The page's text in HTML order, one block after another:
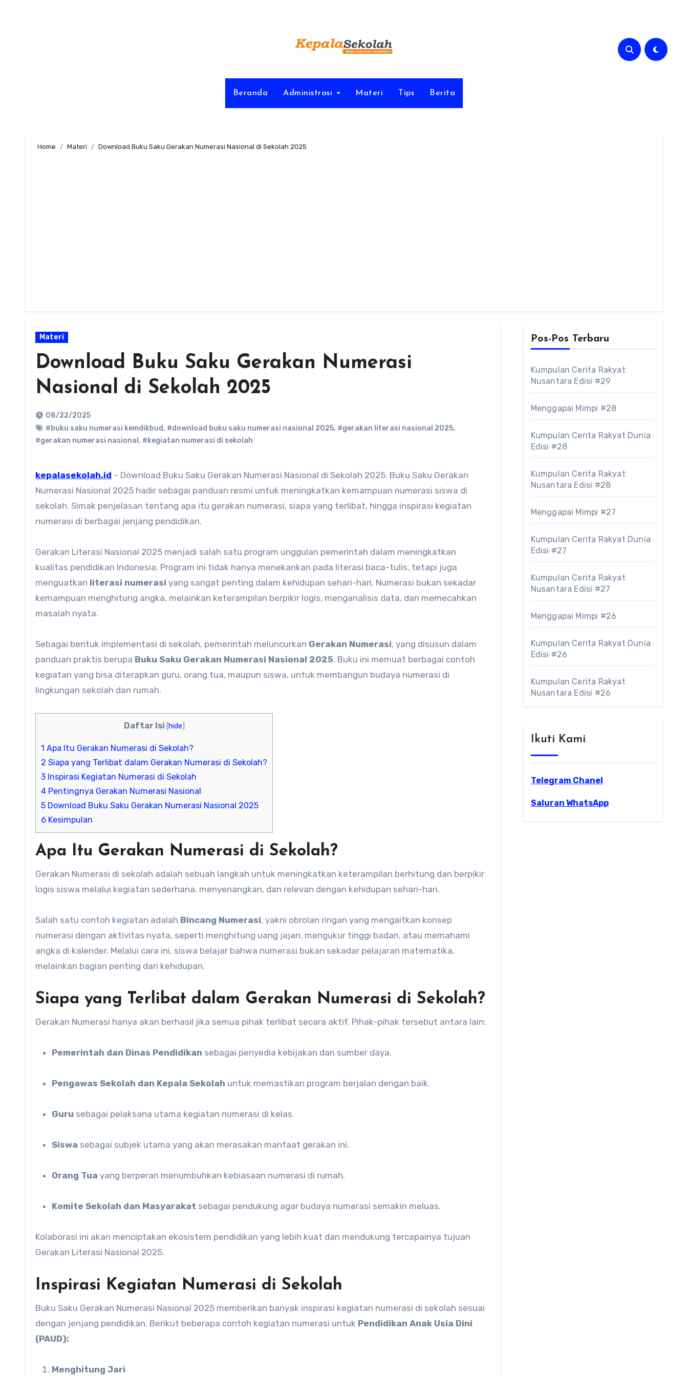
Beranda Administrasi Materi Tips Berita
Home Materi Download Buku Saku Gerakan Numerasi Nasional di Sekolah 2025
Materi
Download Buku Saku Gerakan Numerasi
Nasional di Sekolah 2025
08/22/2025
#buku saku numerasi kemdikbud, #download buku saku numerasi nasional 2025, #gerakan literasi nasional 2025,
#gerakan numerasi nasional , #kegiatan numerasi di sekolah
kepalasekolah.id – Download Buku Saku Gerakan Numerasi Nasional di Sekolah 2025. Buku Saku Gerakan
Numerasi Nasional 2025 hadir sebagai panduan resmi untuk meningkatkan kemampuan numerasi siswa di
sekolah. Simak penjelasan tentang apa itu gerakan numerasi, siapa yang terlibat, hingga inspirasi kegiatan
numerasi di berbagai jenjang pendidikan.
Gerakan Literasi Nasional 2025 menjadi salah satu program unggulan pemerintah dalam meningkatkan
kualitas pendidikan Indonesia. Program ini tidak hanya menekankan pada literasi baca-tulis, tetapi juga
menguatkan literasi numerasi yang sangat penting dalam kehidupan sehari-hari. Numerasi bukan sekadar
kemampuan menghitung angka, melainkan keterampilan berpikir logis, menganalisis data, dan memecahkan
masalah nyata.
Sebagai bentuk implementasi di sekolah, pemerintah meluncurkan Gerakan Numerasi, yang disusun dalam
panduan praktis berupa Buku Saku Gerakan Numerasi Nasional 2025. Buku ini memuat berbagai contoh
kegiatan yang bisa diterapkan guru, orang tua, maupun siswa, untuk membangun budaya numerasi di
lingkungan sekolah dan rumah.
Daftar Isi [hide]
1 Apa Itu Gerakan Numerasi di Sekolah?
2 Siapa yang Terlibat dalam Gerakan Numerasi di Sekolah?
3 Inspirasi Kegiatan Numerasi di Sekolah
4 Pentingnya Gerakan Numerasi Nasional
5 Download Buku Saku Gerakan Numerasi Nasional 2025
6 Kesimpulan
Apa Itu Gerakan Numerasi di Sekolah?
Gerakan Numerasi di sekolah adalah sebuah langkah untuk meningkatkan keterampilan berhitung dan berpikir
logis siswa melalui kegiatan sederhana, menyenangkan, dan relevan dengan kehidupan sehari-hari.
Salah satu contoh kegiatan adalah Bincang Numerasi, yakni obrolan ringan yang mengaitkan konsep
numerasi dengan aktivitas nyata, seperti menghitung uang jajan, mengukur tinggi badan, atau memahami
angka di kalender. Melalui cara ini, siswa belajar bahwa numerasi bukan sekadar pelajaran matematika,
melainkan bagian penting dari kehidupan.
Siapa yang Terlibat dalam Gerakan Numerasi di Sekolah?
Gerakan Numerasi hanya akan berhasil jika semua pihak terlibat secara aktif. Pihak-pihak tersebut antara lain:
Pemerintah dan Dinas Pendidikan sebagai penyedia kebijakan dan sumber daya.
Pengawas Sekolah dan Kepala Sekolah untuk memastikan program berjalan dengan baik.
Guru sebagai pelaksana utama kegiatan numerasi di kelas.
Siswa sebagai subjek utama yang akan merasakan manfaat gerakan ini.
Orang Tua yang berperan menumbuhkan kebiasaan numerasi di rumah.
Komite Sekolah dan Masyarakat sebagai pendukung agar budaya numerasi semakin meluas.
Kolaborasi ini akan menciptakan ekosistem pendidikan yang lebih kuat dan mendukung tercapainya tujuan
Gerakan Literasi Nasional 2025.
Inspirasi Kegiatan Numerasi di Sekolah
Buku Saku Gerakan Numerasi Nasional 2025 memberikan banyak inspirasi kegiatan numerasi di sekolah sesuai
dengan jenjang pendidikan. Berikut beberapa contoh kegiatan numerasi untuk Pendidikan Anak Usia Dini
(PAUD):
Menghitung Jari
Pos-Pos Terbaru
Kumpulan Cerita Rakyat
Nusantara Edisi #29
Menggapai Mimpi #28
Kumpulan Cerita Rakyat Dunia
Edisi #28
Kumpulan Cerita Rakyat
Nusantara Edisi #28
Menggapai Mimpi #27
Kumpulan Cerita Rakyat Dunia
Edisi #27
Kumpulan Cerita Rakyat
Nusantara Edisi #27
Menggapai Mimpi #26
Kumpulan Cerita Rakyat Dunia
Edisi #26
Kumpulan Cerita Rakyat
Nusantara Edisi #26
Ikuti Kami
Telegram Chanel
Saluran WhatsApp